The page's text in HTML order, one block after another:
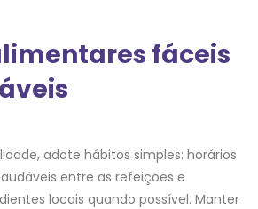
fáceis
adote hábitos simples: horários
entre as refeições e
locais quando possível. Manter